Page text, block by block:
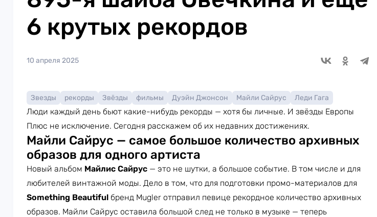
6 крутых рекордов
10 апреля 2025
Звезды рекорды Звёзды фильмы Дуэйн Джонсон Майли Сайрус Леди Гага
Люди каждый день бьют какие-нибудь рекорды — хотя бы личные. И звёзды Европы
Плюс не исключение. Сегодня расскажем об их недавних достижениях.
Майли Сайрус — самое большое количество архивных
образов для одного артиста
Новый альбом Майлис Сайрус — это не шутки, а большое событие. В том числе и для
любителей винтажной моды. Дело в том, что для подготовки промо-материалов для
Something Beautiful бренд Mugler отправил певице рекордное количество архивных
образов. Майли Сайрус оставила большой след не только в музыке — теперь